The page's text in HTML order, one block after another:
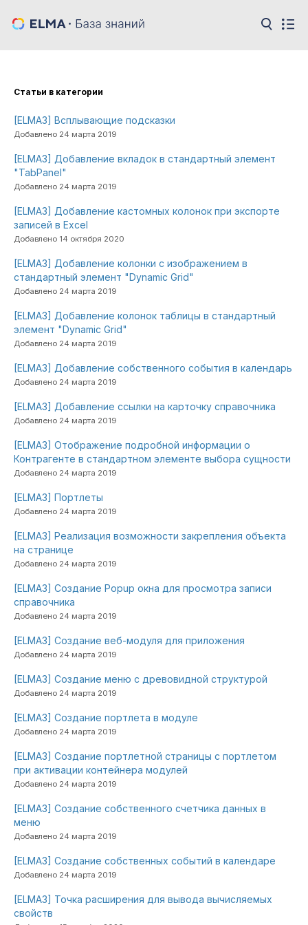
Cтатьи в категории
[ELMA3] Всплывающие подсказки
Добавлено 24 марта 2019
[ELMA3] Добавление вкладок в стандартный элемент
"TabPanel"
Добавлено 24 марта 2019
[ELMA3] Добавление кастомных колонок при экспорте
записей в Excel
Добавлено 14 октября 2020
[ELMA3] Добавление колонки с изображением в
стандартный элемент "Dynamic Grid"
Добавлено 24 марта 2019
[ELMA3] Добавление колонок таблицы в стандартный
элемент "Dynamic Grid"
Добавлено 24 марта 2019
[ELMA3] Добавление собственного события в календарь
Добавлено 24 марта 2019
[ELMA3] Добавление ссылки на карточку справочника
Добавлено 24 марта 2019
[ELMA3] Отображение подробной информации о
Контрагенте в стандартном элементе выбора сущности
Добавлено 24 марта 2019
[ELMA3] Портлеты
Добавлено 24 марта 2019
[ELMA3] Реализация возможности закрепления объекта
на странице
Добавлено 24 марта 2019
[ELMA3] Создание Popup окна для просмотра записи
справочника
Добавлено 24 марта 2019
[ELMA3] Создание веб-модуля для приложения
Добавлено 24 марта 2019
[ELMA3] Создание меню с древовидной структурой
Добавлено 24 марта 2019
[ELMA3] Создание портлета в модуле
Добавлено 24 марта 2019
[ELMA3] Создание портлетной страницы с портлетом
при активации контейнера модулей
Добавлено 24 марта 2019
[ELMA3] Создание собственного счетчика данных в
меню
Добавлено 24 марта 2019
[ELMA3] Создание собственных событий в календаре
Добавлено 24 марта 2019
[ELMA3] Точка расширения для вывода вычисляемых
свойств